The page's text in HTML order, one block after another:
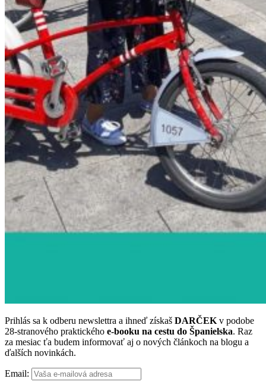
Prihlás sa k odberu newslettra a ihneď získaš DARČEK v podobe
28-stranového praktického e-booku na cestu do Španielska. Raz
za mesiac ťa budem informovať aj o nových článkoch na blogu a
ďalších novinkách.
Email: